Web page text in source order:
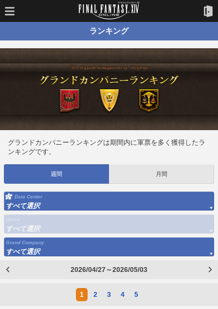
ランキング
グランドカンパニーランキングは期間内に軍票を多く獲得したラ
ンキングです。
週間 月間
Data Center
すべて選択
すべて選択
Grand Company
すべて選択
2026/04/27～2026/05/03
1 2 3 4 5